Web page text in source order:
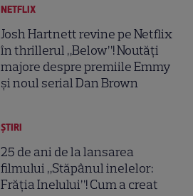
NETFLIX
Josh Hartnett revine pe Netflix
în thrillerul „Below”! Noutăți
majore despre premiile Emmy
și noul serial Dan Brown
ȘTIRI
25 de ani de la lansarea
filmului „Stăpânul inelelor:
Frăția Inelului”! Cum a creat